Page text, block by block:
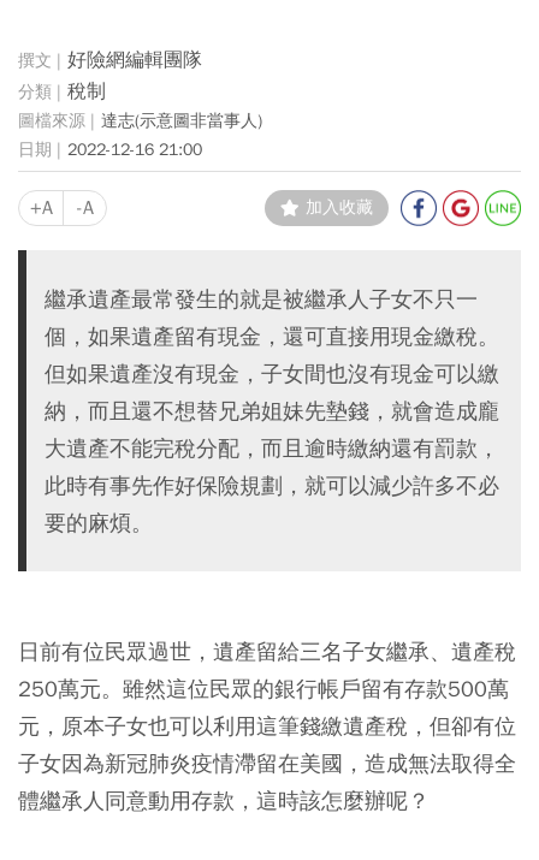
好險網編輯團隊
稅制
達志(示意圖非當事人)
2022-12-16 21:00
+A -A 加入收藏
繼承遺產最常發生的就是被繼承人子女不只一
個，如果遺產留有現金，還可直接用現金繳稅。
但如果遺產沒有現金，子女間也沒有現金可以繳
納，而且還不想替兄弟姐妹先墊錢，就會造成龐
大遺產不能完稅分配，而且逾時繳納還有罰款，
此時有事先作好保險規劃，就可以減少許多不必
要的麻煩。
日前有位民眾過世，遺產留給三名子女繼承、遺產稅
250萬元。雖然這位民眾的銀行帳戶留有存款500萬
元，原本子女也可以利用這筆錢繳遺產稅，但卻有位
子女因為新冠肺炎疫情滯留在美國，造成無法取得全
體繼承人同意動用存款，這時該怎麼辦呢？